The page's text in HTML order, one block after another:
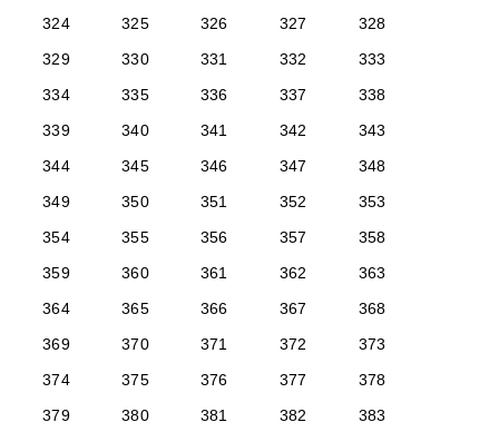
324
325 326 327
328
329
330 331 332
333
334
335 336 337
338
339
340 341 342
343
344
345 346 347
348
349
350 351 352
353
354
355 356 357
358
359
360 361 362
363
364
365 366 367
368
369
370 371 372
373
374
375 376 377
378
379
380 381 382 383